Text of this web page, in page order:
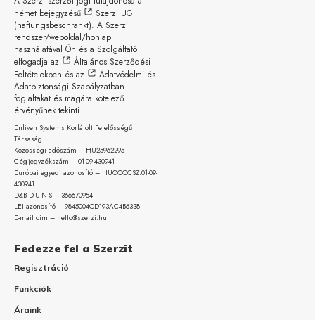
német bejegyzésű
Szerzi UG
(haftungsbeschränkt). A Szerzi
rendszer/weboldal/honlap
használatával Ön és a Szolgáltató
elfogadja az
Általános Szerződési
Feltételekben és az
Adatvédelmi és
Adatbiztonsági Szabályzatban
foglaltakat és magára kötelező
érvényűnek tekinti.
Enliven Systems Korlátolt Felelősségű
Társaság
Közösségi adószám – HU25962295
Cégjegyzékszám – 01-09-430941
Európai egyedi azonosító – HUOCCCSZ.01-09-
430941
D&B D-U-N-S – 366670954
LEI azonosító – 9845004CD193AC4B6338
E-mail cím – hello@szerzi.hu
Fedezze fel a Szerzit
Regisztráció
Funkciók
Áraink